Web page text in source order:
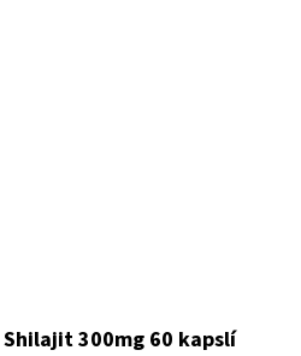
300mg 60 kapslí